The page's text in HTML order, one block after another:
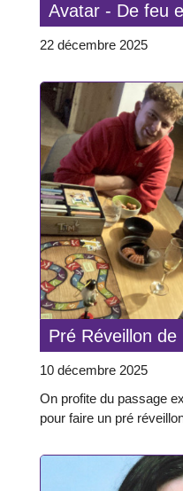
Avatar - De feu
22 décembre 2025
Pré Réveillon de
10 décembre 2025
On profite du passage
pour faire un pré